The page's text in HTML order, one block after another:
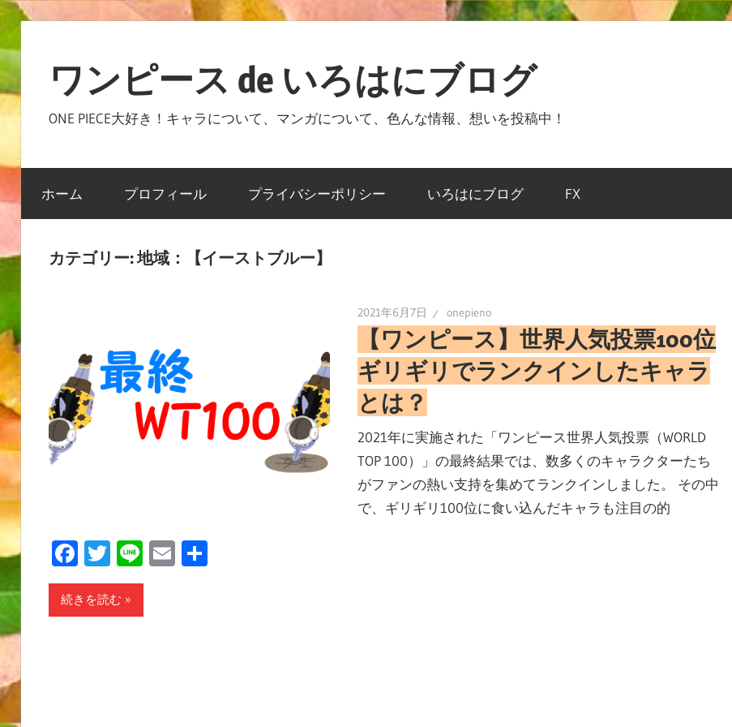
ン
ン
ス
キ
ッ
ワンピース de いろはにブログ
ONE PIECE大好き！キャラについて、マンガについて、色んな情報、想いを投稿中！
ホーム プロフィール プライバシーポリシー いろはにブログ FX
カテゴリー:地域：【イーストブルー】
2021年6月7日 onepieno
【ワンピース】世界人気投票100位
ギリギリでランクインしたキャラ
とは？
2021年に実施された「ワンピース世界人気投票（WORLD
TOP 100）」の最終結果では、数多くのキャラクターたち
がファンの熱い支持を集めてランクインしました。 その中
で、ギリギリ100位に食い込んだキャラも注目の的
Facebook
Twitter
LineEmail
共
続きを読む